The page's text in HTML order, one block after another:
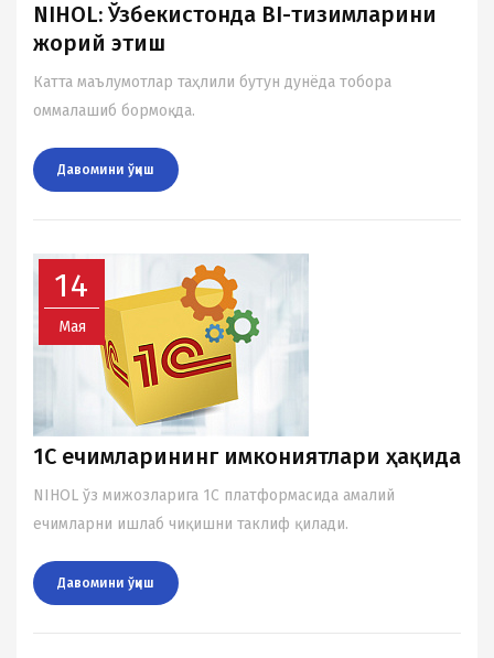
NIHOL: Ўзбекистонда BI-тизимларини
жорий этиш
Катта маълумотлар таҳлили бутун дунёда тобора
оммалашиб бормоқда.
Давомини ўқиш
14
Мая
1С ечимларининг имкониятлари ҳақида
NIHOL ўз мижозларига 1С платформасида амалий
ечимларни ишлаб чиқишни таклиф қилади.
Давомини ўқиш